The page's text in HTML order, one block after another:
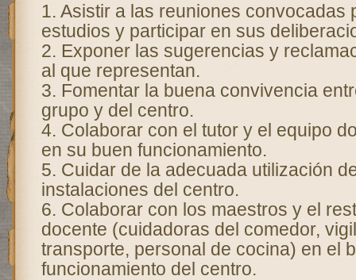
1. Asistir a las reuniones convocadas
estudios y participar en sus
2. Exponer las sugerencias y
al que representan.
3. Fomentar la buena convivencia
grupo y del centro.
4. Colaborar con el tutor y el equipo
en su buen funcionamiento.
5. Cuidar de la adecuada utilización
instalaciones del centro.
6. Colaborar con los maestros y el
docente (cuidadoras del comedor,
transporte, personal de cocina) en el
funcionamiento del centro.